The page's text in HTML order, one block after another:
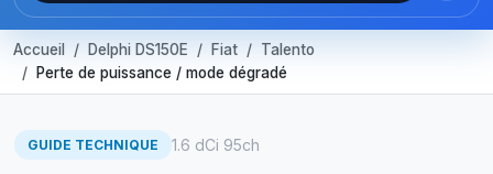
Accueil Delphi DS150E Fiat
Talento
Perte de puissance / mode dégradé
GUIDE TECHNIQUE 1.6 dCi 95ch